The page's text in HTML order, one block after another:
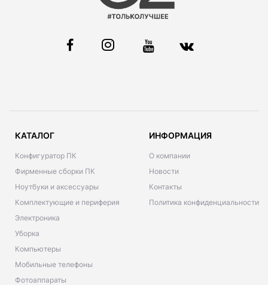
КАТАЛОГ
Конфигуратор ПК
Фирменные сборки ПК
Ноутбуки и аксессуары
Комплектующие и периферия
Электроника
Уборка
Компьютеры
Мобильные телефоны
Фотоаппараты
ИНФОРМАЦИЯ
О компании
Новости
Контакты
Политика конфиденциальности